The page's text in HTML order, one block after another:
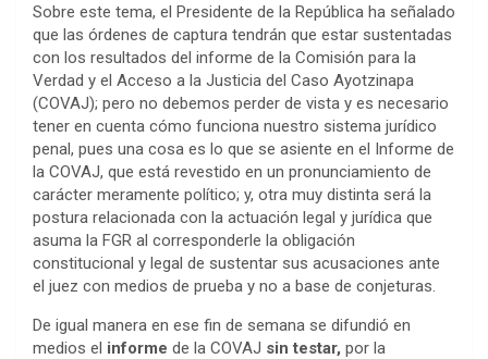
Sobre este tema, el Presidente de la República ha señalado
que las órdenes de captura tendrán que estar sustentadas
con los resultados del informe de la Comisión para la
Verdad y el Acceso a la Justicia del Caso Ayotzinapa
(COVAJ); pero no debemos perder de vista y es necesario
tener en cuenta cómo funciona nuestro sistema jurídico
penal, pues una cosa es lo que se asiente en el Informe de
la COVAJ, que está revestido en un pronunciamiento de
carácter meramente político; y, otra muy distinta será la
postura relacionada con la actuación legal y jurídica que
asuma la FGR al corresponderle la obligación
constitucional y legal de sustentar sus acusaciones ante
el juez con medios de prueba y no a base de conjeturas.
De igual manera en ese fin de semana se difundió en
medios el informe de la COVAJ sin testar, por la